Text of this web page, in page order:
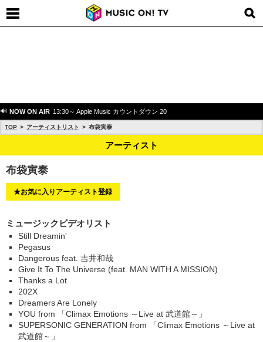
NOW ON AIR 13:30～ Apple Music カウントダウン 20
TOP アーティストリスト 布袋寅泰
アーティスト
布袋寅泰
★お気に入りアーティスト登録
ミュージックビデオリスト
Still Dreamin'
Pegasus
Dangerous feat. 吉井和哉
Give It To The Universe (feat. MAN WITH A MISSION)
Thanks a Lot
202X
Dreamers Are Lonely
YOU from 「Climax Emotions ～Live at 武道館～」
SUPERSONIC GENERATION from 「Climax Emotions ～Live at
武道館～」